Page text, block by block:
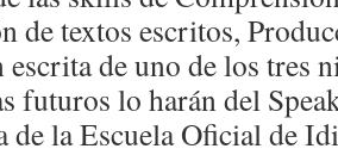
de textos escritos,
de uno de los tres
futuros lo harán del
de la Escuela Oficial de